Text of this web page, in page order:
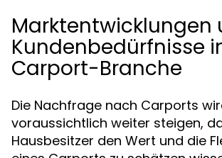
Marktentwicklungen
Kundenbedürfnisse
Carport-Branche
Die Nachfrage nach Carports
voraussichtlich weiter steigen,
Hausbesitzer den Wert und die